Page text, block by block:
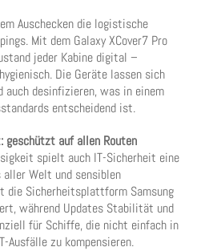
Auschecken die logistische
Mit dem Galaxy XCover7 Pro
jeder Kabine digital –
Die Geräte lassen sich
auch desinfizieren, was in einem
entscheidend ist.
geschützt auf allen Routen
spielt auch IT-Sicherheit eine
Welt und sensiblen
die Sicherheitsplattform Samsung
während Updates Stabilität und
für Schiffe, die nicht einfach in
Ausfälle zu kompensieren.